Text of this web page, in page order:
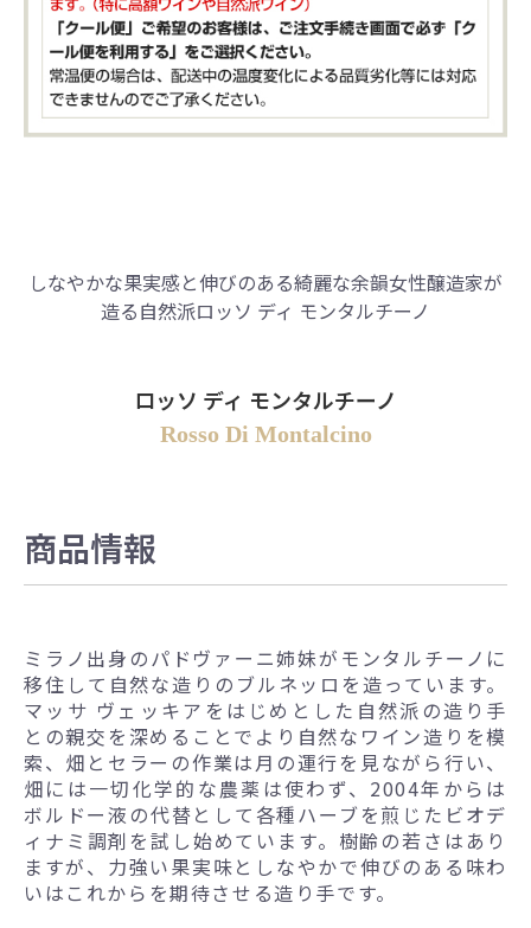
しなやかな果実感と伸びのある綺麗な余韻女性醸造家が
造る自然派ロッソ ディ モンタルチーノ
ロッソ ディ モンタルチーノ
Rosso Di Montalcino
商品情報
ミラノ出身のパドヴァーニ姉妹がモンタルチーノに
移住して自然な造りのブルネッロを造っています。
マッサ ヴェッキアをはじめとした自然派の造り手
との親交を深めることでより自然なワイン造りを模
索、畑とセラーの作業は月の運行を見ながら行い、
畑には一切化学的な農薬は使わず、2004年からは
ボルドー液の代替として各種ハーブを煎じたビオデ
ィナミ調剤を試し始めています。樹齢の若さはあり
ますが、力強い果実味としなやかで伸びのある味わ
いはこれからを期待させる造り手です。